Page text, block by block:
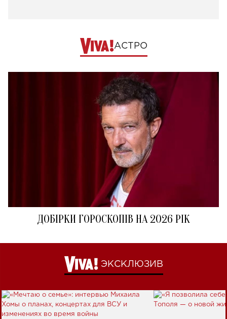
АСТРО
ДОБІРКИ ГОРОСКОПІВ НА 2026 РІК
ЭКСКЛЮЗИВ